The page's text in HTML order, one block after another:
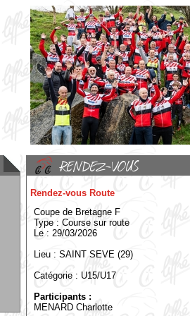
Rendez-vous Route
Coupe de Bretagne F
Type : Course sur route
Le : 29/03/2026
Lieu : SAINT SEVE (29)
Catégorie : U15/U17
Participants :
MENARD Charlotte